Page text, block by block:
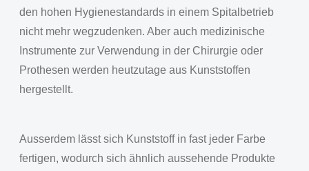
den hohen Hygienestandards in einem Spitalbetrieb
nicht mehr wegzudenken. Aber auch medizinische
Instrumente zur Verwendung in der Chirurgie oder
Prothesen werden heutzutage aus Kunststoffen
hergestellt.
Ausserdem lässt sich Kunststoff in fast jeder Farbe
fertigen, wodurch sich ähnlich aussehende Produkte